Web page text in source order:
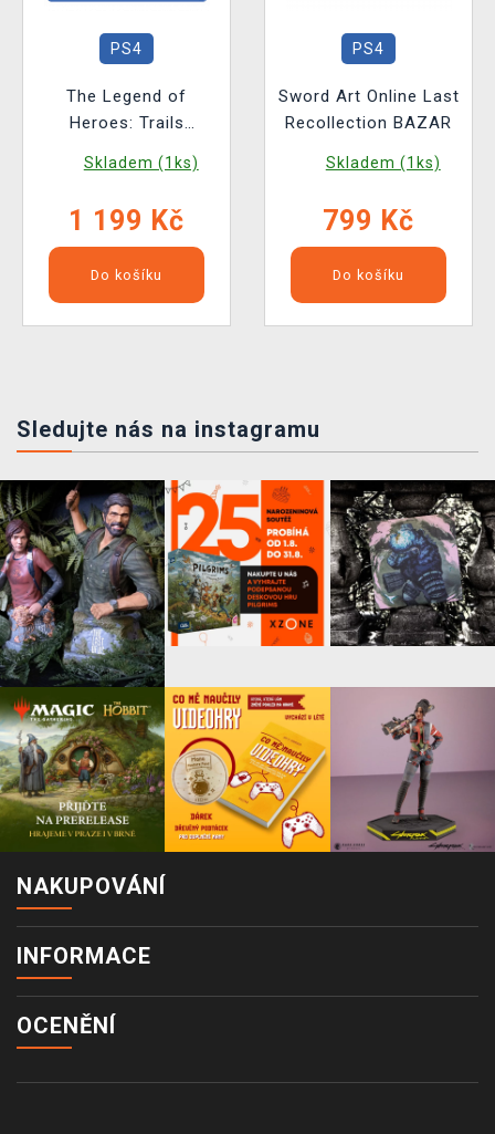
PS4
The Legend of
Heroes: Trails
Deluxe Edition BAZAR
Skladem (1ks)
1 199 Kč
Do košíku
PS4
Sword Art Online Last
Recollection BAZAR
Skladem (1ks)
799 Kč
Do košíku
Sledujte nás na instagramu
NAKUPOVÁNÍ
INFORMACE
OCENĚNÍ